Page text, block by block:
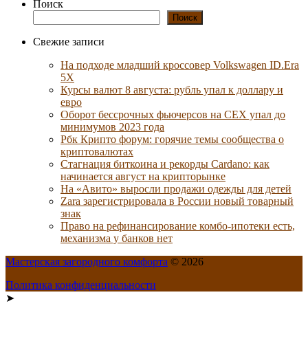
Поиск
Поиск
Свежие записи
На подходе младший кроссовер Volkswagen ID.Era
5X
Курсы валют 8 августа: рубль упал к доллару и
евро
Оборот бессрочных фьючерсов на CEX упал до
минимумов 2023 года
Рбк Крипто форум: горячие темы сообщества о
криптовалютах
Стагнация биткоина и рекорды Cardano: как
начинается август на крипторынке
На «Авито» выросли продажи одежды для детей
Zara зарегистрировала в России новый товарный
знак
Право на рефинансирование комбо-ипотеки есть,
механизма у банков нет
Мастерская загородного комфорта © 2026
Политика конфиденциальности
➤